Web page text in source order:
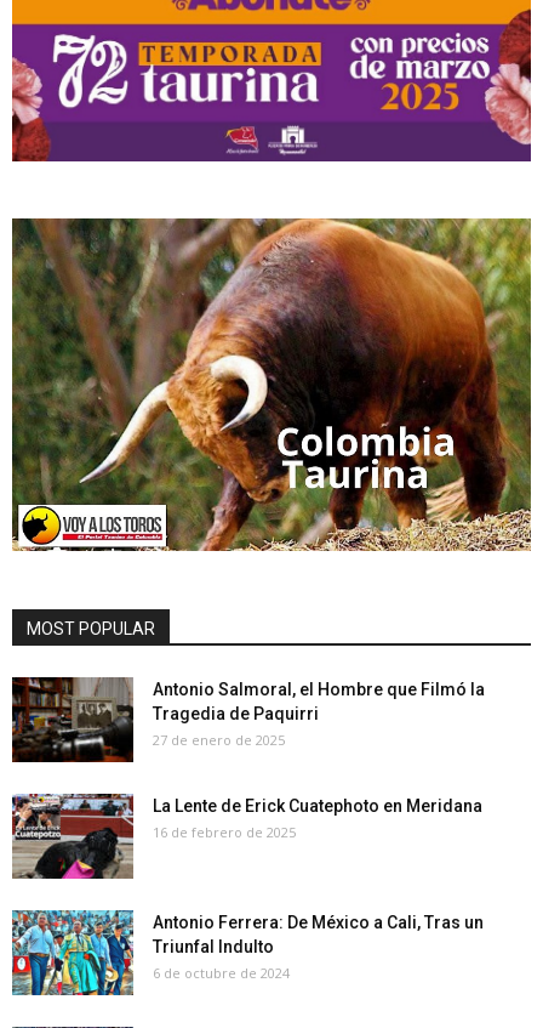
MOST POPULAR
Antonio Salmoral, el Hombre que Filmó la
Tragedia de Paquirri
27 de enero de 2025
La Lente de Erick Cuatephoto en Meridana
16 de febrero de 2025
Antonio Ferrera: De México a Cali, Tras un
Triunfal Indulto
6 de octubre de 2024